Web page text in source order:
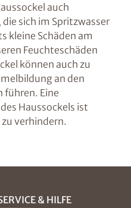
auch
sich im Spritzwasser
kleine Schäden am
Feuchteschäden
können auch zu
an den
führen. Eine
Haussockels ist
verhindern.
& HILFE